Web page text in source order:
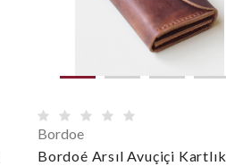
Bordoe
Bordoé Arsıl Avuçiçi Kartlık